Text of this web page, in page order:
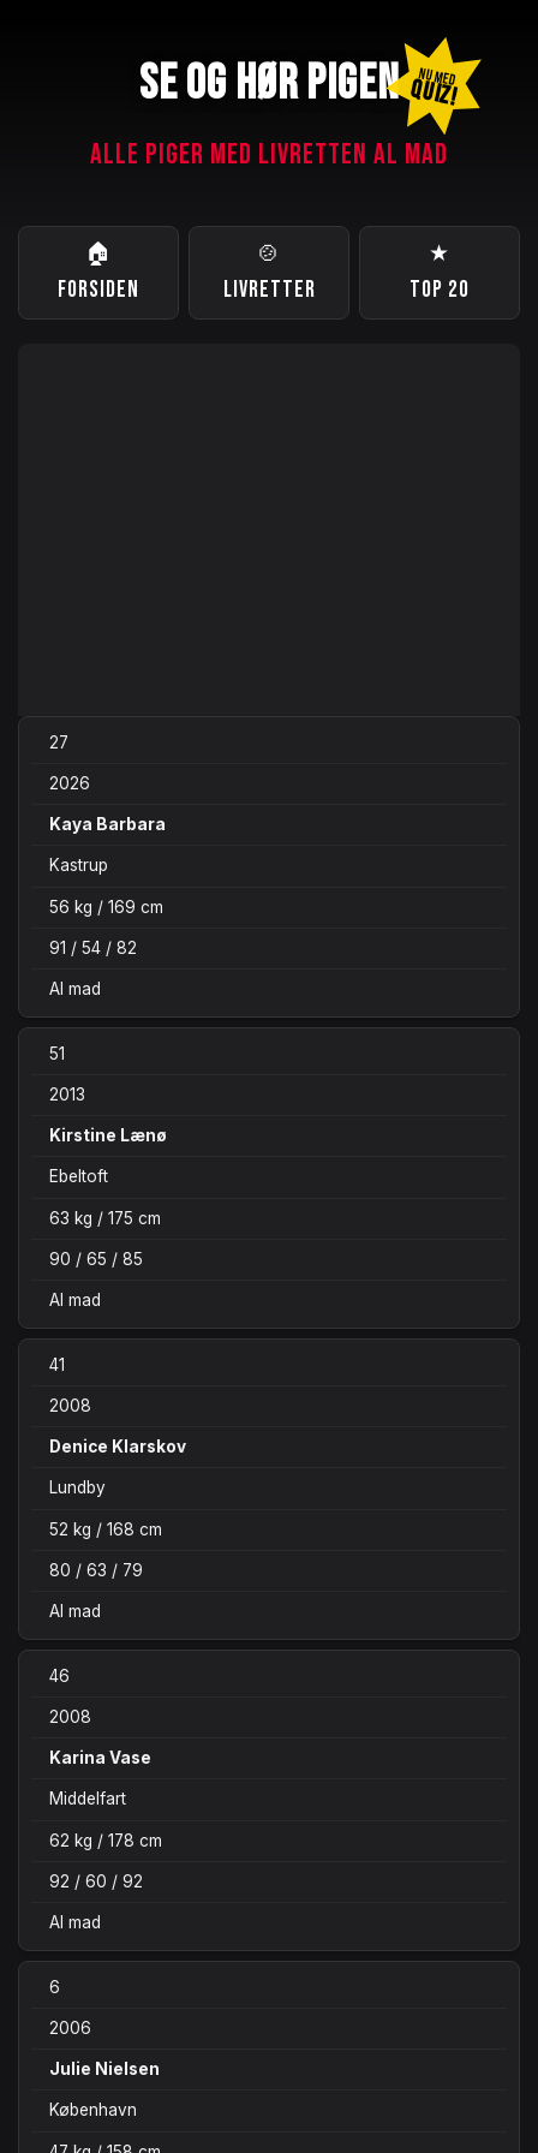
SE OG HØR PIGEN NU MED
QUIZ!
ALLE PIGER MED LIVRETTEN AL MAD
🏠
FORSIDEN
🍲
LIVRETTER
★
TOP 20
27
2026
Kaya Barbara
Kastrup
56 kg / 169 cm
91 / 54 / 82
Al mad
51
2013
Kirstine Lænø
Ebeltoft
63 kg / 175 cm
90 / 65 / 85
Al mad
41
2008
Denice Klarskov
Lundby
52 kg / 168 cm
80 / 63 / 79
Al mad
46
2008
Karina Vase
Middelfart
62 kg / 178 cm
92 / 60 / 92
Al mad
6
2006
Julie Nielsen
København